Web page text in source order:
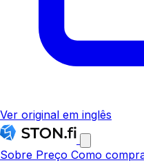
Ver original em inglês
Sobre Preço Como